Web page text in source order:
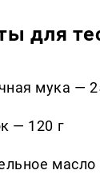
для
мука —
— 120 г